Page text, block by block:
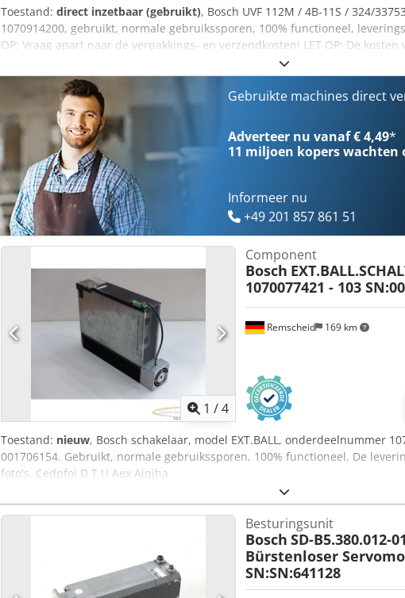
Toestand: direct inzetbaar (gebruikt), Bosch UVF 112M / 4B-11S / 324/
1070914200, gebruikt, normale gebruikssporen, 100% functioneel,
OP: Vraag apart naar de verpakkings- en verzendkosten! LET OP: De
dienen apart te worden aangevraagd! Codpei D Hhcjfx Aiqjha
Gebruikte machines direct
Adverteer nu vanaf € 4,49*
11 miljoen koperswachten
Informeer nu
+49 201 857 861 51
1 /4
Remscheid 169 km
Component
Bosch
1070077421 - 103
Toestand: nieuw, Bosch schakelaar, model EXT.BALL, onderdeelnummer
001706154. Gebruikt, normale gebruikssporen, 100% functioneel. De
foto's. Cedpfoi D T U Aex Aiqjha
Besturingsunit
Bosch SD-B5.380.012-
Bürstenloser
SN:SN:641128